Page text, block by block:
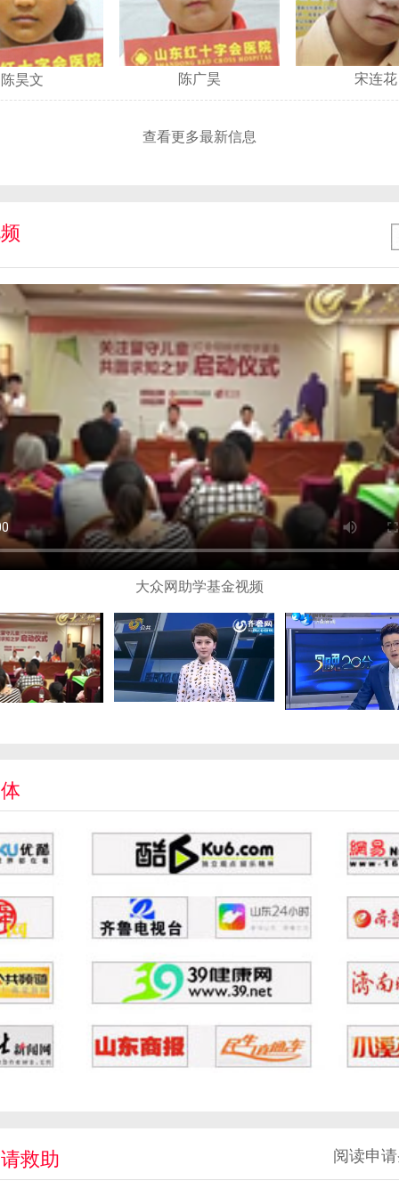
陈昊文 陈广昊 宋连花
查看更多最新信息
大众网助学基金视频
救助 阅读申